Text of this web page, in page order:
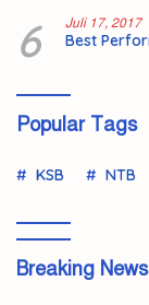
6 Juli 17, 2017
Best
Popular Tags
KSB NTB
Breaking News